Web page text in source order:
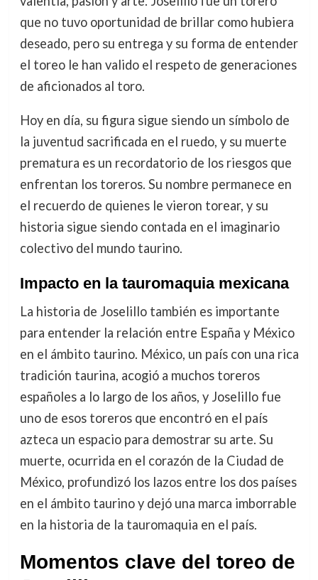
que no tuvo oportunidad de brillar como hubiera
deseado, pero su entrega y su forma de entender
el toreo le han valido el respeto de generaciones
de aficionados al toro.
Hoy en día, su figura sigue siendo un símbolo de
la juventud sacrificada en el ruedo, y su muerte
prematura es un recordatorio de los riesgos que
enfrentan los toreros. Su nombre permanece en
el recuerdo de quienes le vieron torear, y su
historia sigue siendo contada en el imaginario
colectivo del mundo taurino.
Impacto en la tauromaquia mexicana
La historia de Joselillo también es importante
para entender la relación entre España y México
en el ámbito taurino. México, un país con una rica
tradición taurina, acogió a muchos toreros
españoles a lo largo de los años, y Joselillo fue
uno de esos toreros que encontró en el país
azteca un espacio para demostrar su arte. Su
muerte, ocurrida en el corazón de la Ciudad de
México, profundizó los lazos entre los dos países
en el ámbito taurino y dejó una marca imborrable
en la historia de la tauromaquia en el país.
Momentos clave del toreo de